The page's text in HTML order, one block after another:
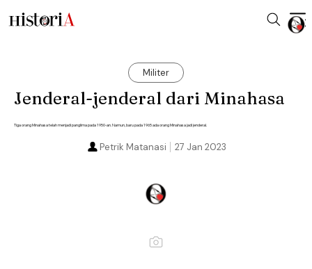
Militer
Jenderal-jenderal dari Minahasa
Tiga orang Minahasa telah menjadi panglima pada 1950-an. Namun, baru pada 1965 ada orang Minahasa jadi jenderal.
27 Jan 2023
Petrik Matanasi